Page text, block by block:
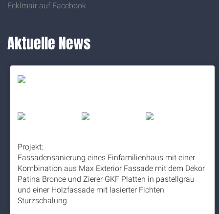
Ecklmair auf Facebook
Aktuelle News
Projekt:
Fassadensanierung eines Einfamilienhaus mit einer
Kombination aus Max Exterior Fassade mit dem Dekor
Patina Bronce und Zierer GKF Platten in pastellgrau
und einer Holzfassade mit lasierter Fichten
Sturzschalung.